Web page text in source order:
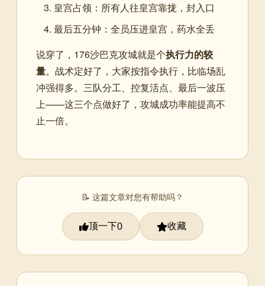
皇宫占领：所有人往皇宫靠拢，封入口
最后五分钟：全员压进皇宫，药水全丢
说穿了，176沙巴克攻城就是个执行力的较
量。战术定好了，大家按指令执行，比临场乱
冲强得多。三队分工、控复活点、最后一波压
上——这三个点做好了，攻城成功率能提高不
止一倍。
📝 这篇文章对您有帮助吗？
顶一下0 收藏